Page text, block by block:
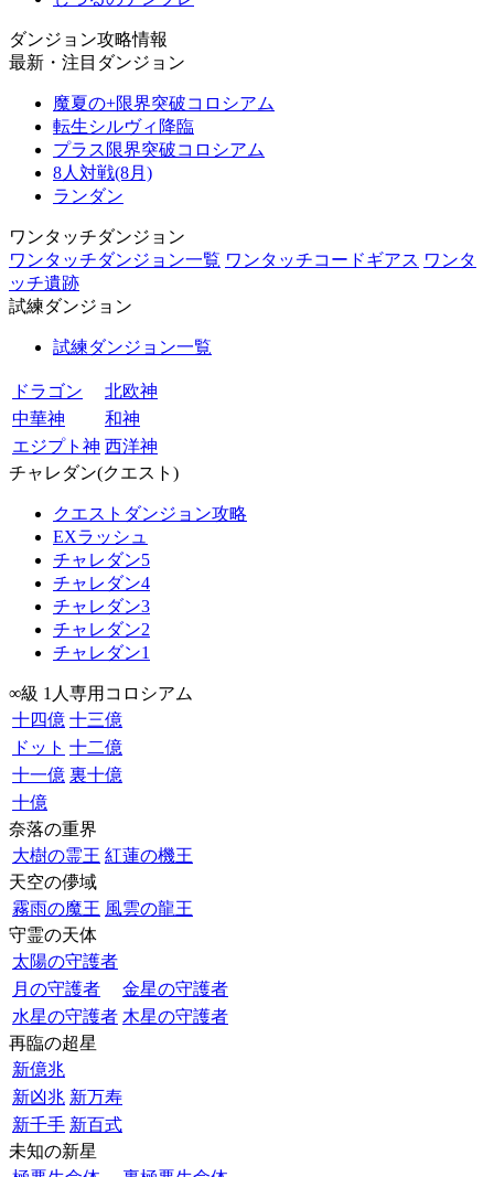
ダンジョン攻略情報
最新・注目ダンジョン
魔夏の+限界突破コロシアム
転生シルヴィ降臨
プラス限界突破コロシアム
8人対戦(8月)
ランダン
ワンタッチダンジョン
ワンタッチダンジョン一覧 ワンタッチコードギアス ワンタ
ッチ遺跡
試練ダンジョン
試練ダンジョン一覧
ドラゴン
北欧神
中華神
和神
エジプト神 西洋神
チャレダン(クエスト)
クエストダンジョン攻略
EXラッシュ
チャレダン5
チャレダン4
チャレダン3
チャレダン2
チャレダン1
∞級 1人専用コロシアム
十四億 十三億
ドット 十二億
十一億 裏十億
十億
奈落の重界
大樹の霊王 紅蓮の機王
天空の儚域
霧雨の魔王 風雲の龍王
守霊の天体
太陽の守護者
月の守護者
金星の守護者
水星の守護者 木星の守護者
再臨の超星
新億兆
新凶兆 新万寿
新千手 新百式
未知の新星